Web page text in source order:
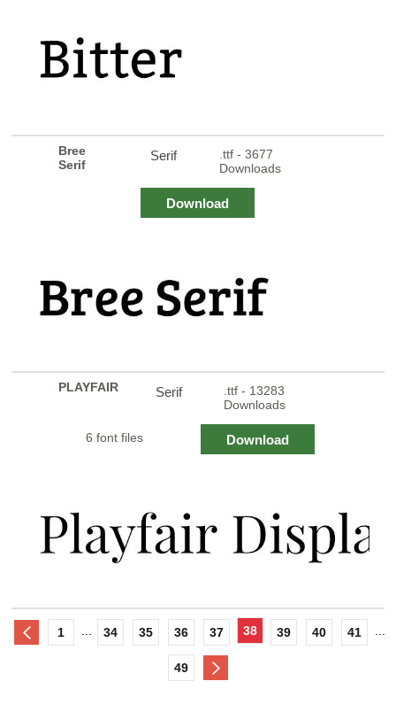
Bree
Serif
Serif
.ttf - 3677
Downloads
Download
PLAYFAIR Serif
.ttf - 13283
Downloads
6 font files Download
1 34 35 36 37 38 39 40 41
49